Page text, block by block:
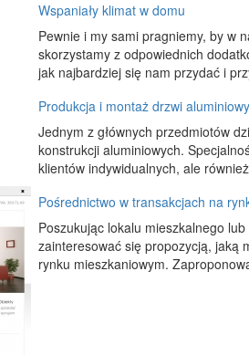
Wspaniały klimat w domu
Pewnie i my sami pragniemy, by w
skorzystamy z odpowiednich
jak najbardziej się nam przydać i
Produkcja i montaż drzwi
Jednym z głównych przedmiotów
konstrukcji aluminiowych.
klientów indywidualnych, ale
Pośrednictwo w transakcjach na
Poszukując lokalu mieszkalnego
zainteresować się propozycją, jaką
rynku mieszkaniowym.